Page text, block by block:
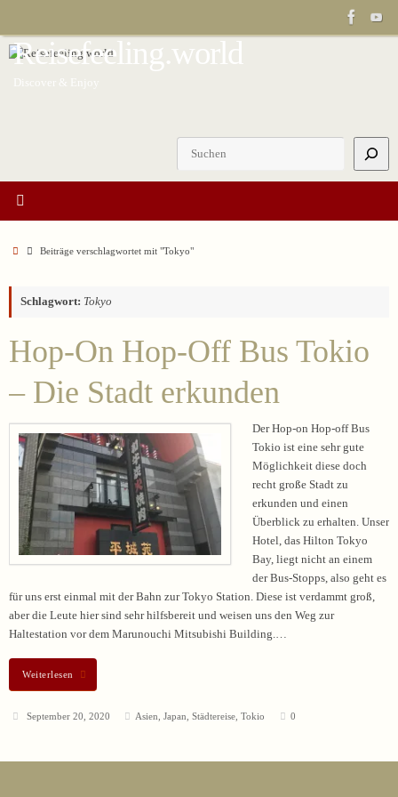
springen
Reisefeeling.world
Discover & Enjoy
StartBeiträge verschlagwortet mit "Tokyo"
Schlagwort: Tokyo
Hop-On Hop-Off Bus Tokio
– Die Stadt erkunden
Der Hop-on Hop-off Bus
Tokio ist eine sehr gute
Möglichkeit diese doch
recht große Stadt zu
erkunden und einen
Überblick zu erhalten. Unser
Hotel, das Hilton Tokyo
Bay, liegt nicht an einem
der Bus-Stopps, also geht es
für uns erst einmal mit der Bahn zur Tokyo Station. Diese ist verdammt groß,
aber die Leute hier sind sehr hilfsbereit und weisen uns den Weg zur
Haltestation vor dem Marunouchi Mitsubishi Building.…
Weiterlesen
September 20, 2020 Asien ,Japan ,Städtereise ,Tokio 0